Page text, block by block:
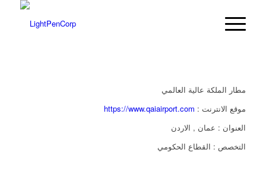
مطار الملكة عالية العالمي
https://www.qaiairport.com
: موقع الانترنت
العنوان : عمان , الاردن
التخصص : القطاع الحكومي